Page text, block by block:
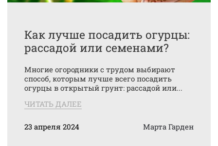
Как лучше посадить огурцы:
рассадой или семенами?
Многие огородники с трудом выбирают
способ, которым лучше всего посадить
огурцы в открытый грунт: рассадой или...
ЧИТАТЬ ДАЛЕЕ
23 апреля 2024 Марта Гарден